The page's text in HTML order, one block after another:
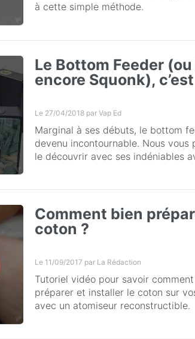
à cette simple méthode.
Le Bottom Feeder (ou
encore Squonk),
Le 27/04/2018 parVap Ed
Marginal à ses débuts, le bottom
devenu incontournable. Nous vous
le découvrir avec ses indéniables
Comment bien
coton ?
Le 11/09/2017 par La Rédaction
Tutoriel vidéo pour savoir
préparer et installer le coton sur
avec un atomiseur reconstructible.